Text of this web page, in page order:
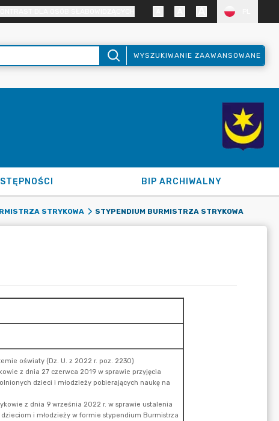
WYSZUKIWANIE ZAAWANSOWANE
BIP ARCHIWALNY
STRYKOWA STYPENDIUM BURMISTRZA STRYKOWA